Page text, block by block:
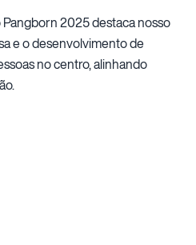
2025 destaca nosso
e o desenvolvimento de
no centro, alinhando